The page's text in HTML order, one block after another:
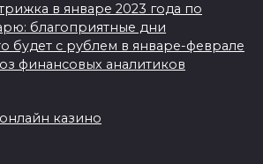
в январе 2023 года по
благоприятные дни
будет с рублем в январе-феврале
финансовых аналитиков
казино